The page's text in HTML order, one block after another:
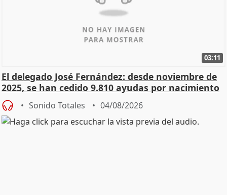
03:11
El delegado José Fernández: desde noviembre de
2025, se han cedido 9.810 ayudas por nacimiento
Sonido Totales 04/08/2026